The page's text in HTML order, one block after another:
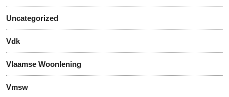
Uncategorized
Vdk
Vlaamse Woonlening
Vmsw